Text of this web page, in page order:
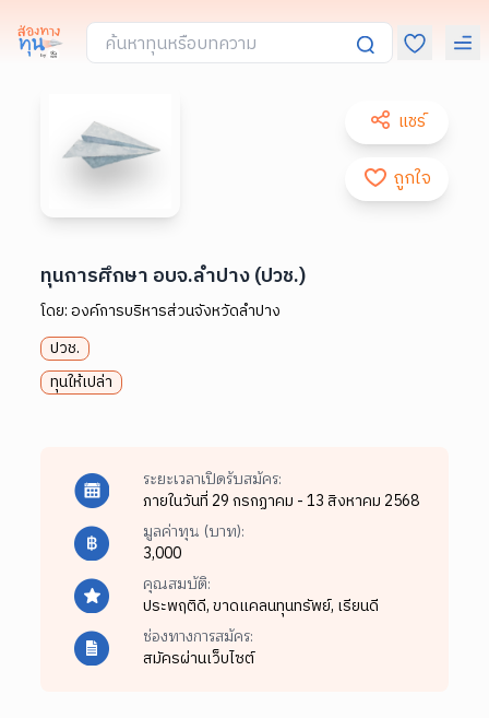
แชร์
ถูกใจ
ทุนการศึกษา อบจ.ลำปาง (ปวช.)
โดย:องค์การบริหารส่วนจังหวัดลำปาง
ปวช.
ทุนให้เปล่า
ระยะเวลาเปิดรับสมัคร:
ภายในวันที่ 29 กรกฏาคม - 13 สิงหาคม 2568
มูลค่าทุน (บาท):
3,000
คุณสมบัติ:
ประพฤติดี,ขาดแคลนทุนทรัพย์, เรียนดี
ช่องทางการสมัคร:
สมัครผ่านเว็บไซต์